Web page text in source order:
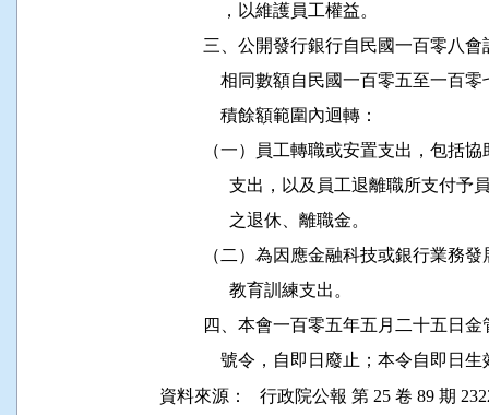
              ，以維護員工權益。
三、公開發行銀行自民國一百零
相同數額自民國一百零五至一
              積餘額範圍內迴轉：
（一）員工轉職或安置支出，包
支出，以及員工退離職所支
                之退休、離職金。
（二）為因應金融科技或銀行業
                教育訓練支出。
四、本會一百零五年五月二十五
資料來源：
行政院公報 第 25 卷 89 期